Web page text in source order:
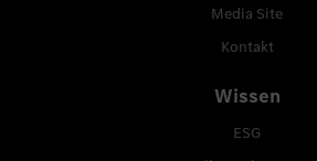
Media Site
Kontakt
Wissen
ESG